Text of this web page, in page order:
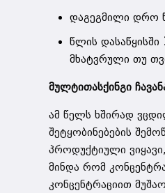
დაგეგმილი დრო
წლის
მხატვრული თუ
მულტითასქინგი
ამ წელს ხშირად
შეტყობინებების
პროდუქტიული
მინდა რომ
კონცენტრაციით